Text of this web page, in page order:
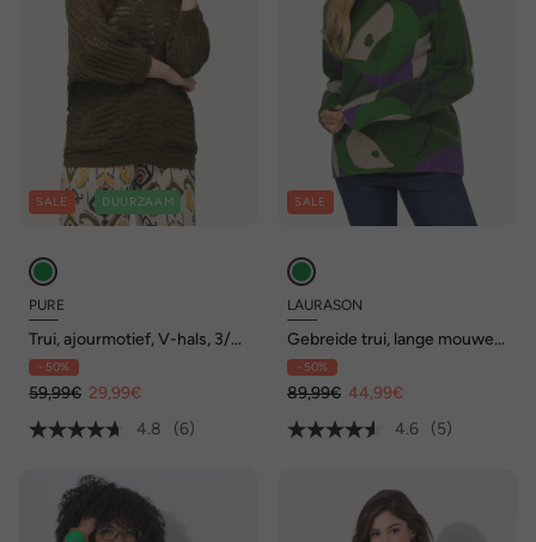
SALE DUURZAAM
PURE
Trui, ajourmotief, V-hals, 3/4-
mouwen, biologisch katoen
- 50%
59,99€ 29,99€
4.8
(6)
SALE
LAURASON
Gebreide trui, lange mouwen,
ronde hals
- 50%
89,99€ 44,99€
4.6
(5)